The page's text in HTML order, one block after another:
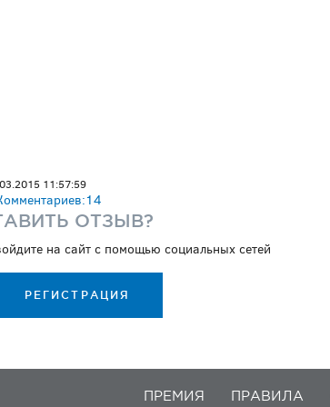
11:57:59
14
ОТЗЫВ?
на сайт с помощью социальных сетей
РЕГИСТРАЦИЯ
ПРЕМИЯ ПРАВИЛА